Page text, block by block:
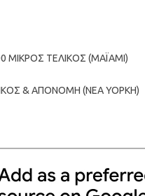
ΜΙΚΡΟΣ ΤΕΛΙΚΟΣ (ΜΑΪΑΜΙ)
& ΑΠΟΝΟΜΗ (ΝΕΑ ΥΟΡΚΗ)